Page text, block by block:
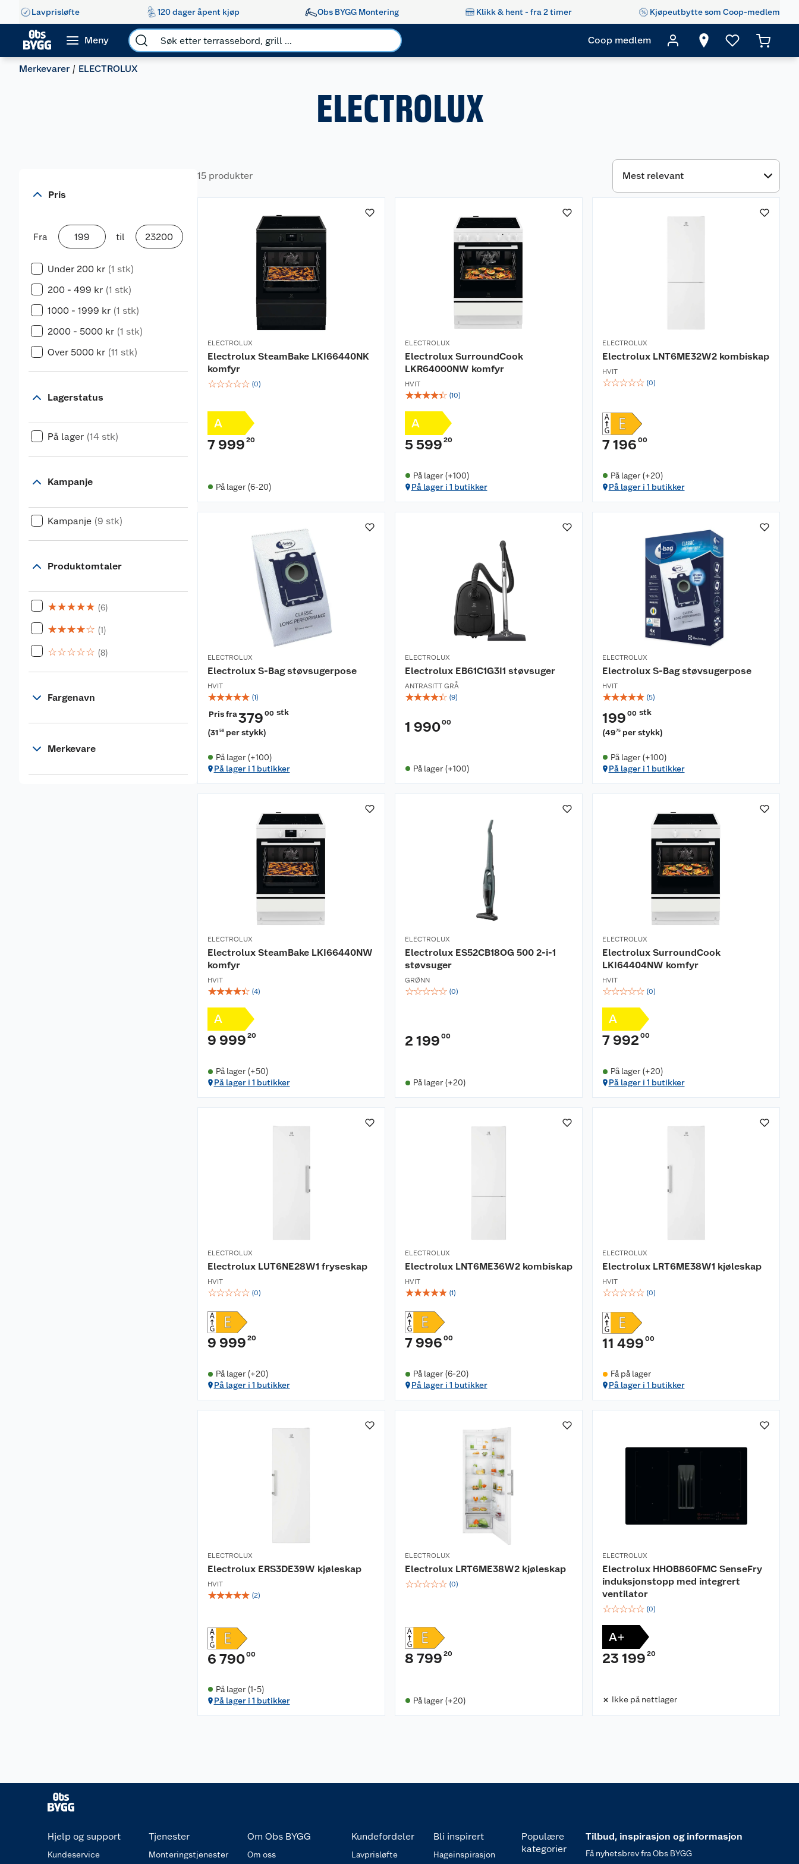
Lavprisløfte 120 dager åpent kjøp Obs BYGG Montering Klikk & hent - fra 2 timer Kjøpeutbytte som Coop-medlem
Meny Coop medlem
Merkevarer ELECTROLUX
ELECTROLUX
Pris
Fra til
Under 200 kr (1 stk)
200 - 499 kr (1 stk)
1000 - 1999 kr (1 stk)
2000 - 5000 kr (1 stk)
Over 5000 kr (11 stk)
Lagerstatus
På lager (14 stk)
Kampanje
Kampanje (9 stk)
Produktomtaler
☆☆☆☆☆ (6)
☆☆☆☆☆ (1)
☆☆☆☆☆ (8)
Fargenavn
Merkevare
15 produkter
ELECTROLUX
Electrolux SteamBake LKI66440NK
komfyr
☆☆☆☆☆ (0)
A
7 999 20
På lager (6-20)
ELECTROLUX
Electrolux SurroundCook
LKR64000NW komfyr
HVIT
☆☆☆☆☆ (10)
A
5 599 20
På lager (+100)
På lager i 1 butikker
ELECTROLUX
Electrolux LNT6ME32W2 kombiskap
HVIT
☆☆☆☆☆ (0)
7 196 00
På lager (+20)
På lager i 1 butikker
ELECTROLUX
Electrolux S-Bag støvsugerpose
HVIT
☆☆☆☆☆ (1)
Pris fra379 00 stk
(31 58 per stykk)
På lager (+100)
På lager i 1 butikker
ELECTROLUX
Electrolux EB61C1G3I1 støvsuger
ANTRASITT GRÅ
☆☆☆☆☆ (9)
1 99000
På lager (+100)
ELECTROLUX
Electrolux S-Bag støvsugerpose
HVIT
☆☆☆☆☆ (5)
199 00 stk
(4975 per stykk)
På lager (+100)
På lager i 1 butikker
ELECTROLUX
Electrolux SteamBake LKI66440NW
komfyr
HVIT
☆☆☆☆☆ (4)
A
9 999 20
På lager (+50)
På lager i 1 butikker
ELECTROLUX
Electrolux ES52CB18OG 500 2-i-1
støvsuger
GRØNN
☆☆☆☆☆ (0)
2 199 00
På lager (+20)
ELECTROLUX
Electrolux SurroundCook
LKI64404NW komfyr
HVIT
☆☆☆☆☆ (0)
A
7 992 00
På lager (+20)
På lager i 1 butikker
ELECTROLUX
Electrolux LUT6NE28W1 fryseskap
HVIT
☆☆☆☆☆ (0)
9 999 20
På lager (+20)
På lager i 1 butikker
ELECTROLUX
Electrolux LNT6ME36W2 kombiskap
HVIT
☆☆☆☆☆ (1)
7 996 00
På lager (6-20)
På lager i 1 butikker
ELECTROLUX
Electrolux LRT6ME38W1 kjøleskap
HVIT
☆☆☆☆☆ (0)
11 499 00
Få på lager
På lager i 1 butikker
ELECTROLUX
Electrolux ERS3DE39W kjøleskap
HVIT
☆☆☆☆☆ (2)
6 79000
På lager (1-5)
På lager i 1 butikker
ELECTROLUX
Electrolux LRT6ME38W2 kjøleskap
☆☆☆☆☆ (0)
8 799 20
På lager (+20)
ELECTROLUX
Electrolux HHOB860FMC SenseFry
induksjonstopp med integrert
ventilator
☆☆☆☆☆ (0)
A+
23 199 20
Ikke på nettlager
Hjelp og support
Kundeservice
Tjenester
Monteringstjenester
Om Obs BYGG
Om oss
Kundefordeler
Lavprisløfte
Bli inspirert
Hageinspirasjon
Populære
kategorier
Tilbud, inspirasjon og informasjon
Få nyhetsbrev fra Obs BYGG